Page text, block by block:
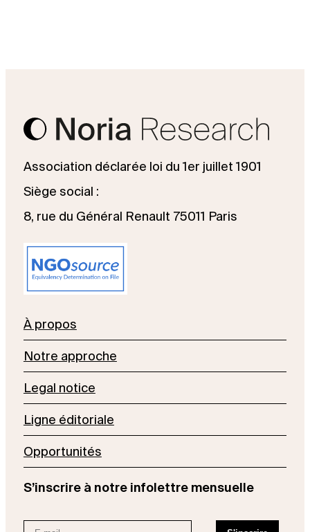
Association déclarée loi du 1er juillet 1901
Siège social :
8, rue du Général Renault 75011 Paris
À propos
Notre approche
Legal notice
Ligne éditoriale
Opportunités
S’inscrire à notre infolettre mensuelle